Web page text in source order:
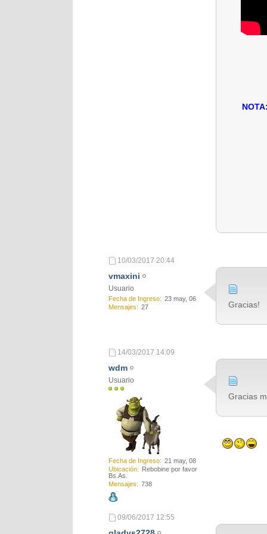
10/03/2017 20:44
vmaxini
Usuario
Fecha de Ingreso
23 may, 06
Mensajes
27 Gracias!
14/03/2017 14:09
wdm
Usuario
Fecha de Ingreso
21 may, 08
Ubicación
Rebobine por favor
Bs.As.
Mensajes
738
Gracias
09/06/2017 12:55